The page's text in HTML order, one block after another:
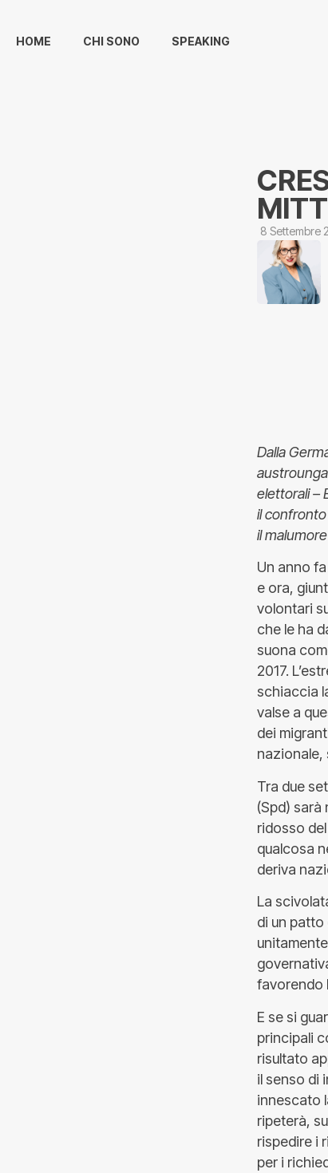
HOME CHI SONO SPEAKING
8 Settembre
Dalla
elettorali –
il
il
Un anno
e ora,
volontari
che le ha
suona
2017.
schiaccia
valse a
dei
nazionale,
Tra due
(Spd) sarà
ridosso
qualcosa
deriva
La
di un
favorendo
E se si
principali
risultato
il senso di
innescato
ripeterà,
rispedire i
per i